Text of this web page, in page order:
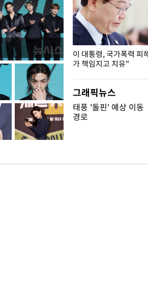
이 대통령, 국가폭력
가 책임지고 치유"
그래픽뉴스
태풍 '돌핀' 예상 이동
경로